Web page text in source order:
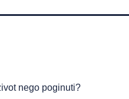
nego poginuti?